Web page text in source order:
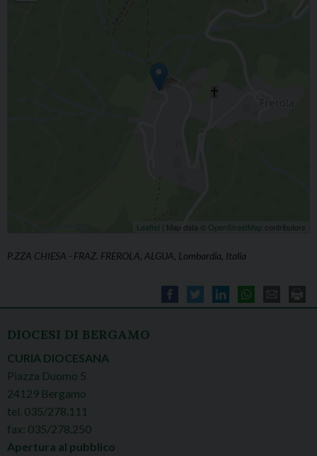
Leaflet | Map data © OpenStreetMap contributors
P.ZZA CHIESA - FRAZ. FREROLA, ALGUA, Lombardia, Italia
DIOCESI DI BERGAMO
CURIA DIOCESANA
Piazza Duomo 5
24129 Bergamo
tel. 035/278.111
fax: 035/278.250
Apertura al pubblico